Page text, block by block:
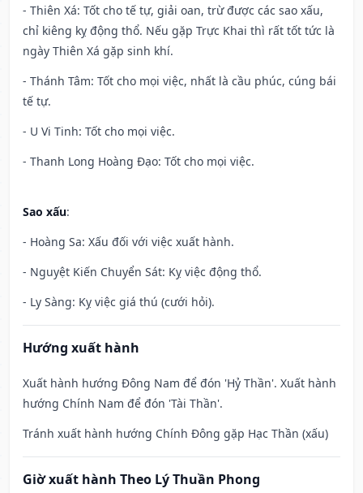
- Thiên Xá: Tốt cho tế tự, giải oan, trừ được các sao xấu,
chỉ kiêng kỵ động thổ. Nếu gặp Trực Khai thì rất tốt tức là
ngày Thiên Xá gặp sinh khí.
- Thánh Tâm: Tốt cho mọi việc, nhất là cầu phúc, cúng bái
tế tự.
- U Vi Tinh: Tốt cho mọi việc.
- Thanh Long Hoàng Đạo: Tốt cho mọi việc.
Sao xấu:
- Hoàng Sa: Xấu đối với việc xuất hành.
- Nguyệt Kiến Chuyển Sát: Kỵ việc động thổ.
- Ly Sàng: Kỵ việc giá thú (cưới hỏi).
Hướng xuất hành
Xuất hành hướng Đông Nam để đón 'Hỷ Thần'. Xuất hành
hướng Chính Nam để đón 'Tài Thần'.
Tránh xuất hành hướng Chính Đông gặp Hạc Thần (xấu)
Giờ xuất hành Theo Lý Thuần Phong